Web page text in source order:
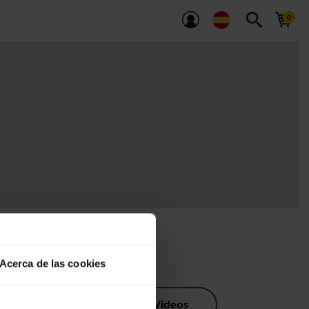
Acerca de las cookies
search
Vídeos